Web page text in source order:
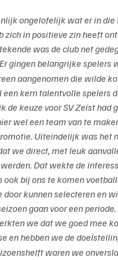
ongelofelijk wat er in die
zich in positieve zin heeft
was de club net
gingen belangrijke spelers
aangenomen die wilde
een kern talentvolle spelers
de keuze voor SV Zeist had
wel een team van te
Uiteindelijk was het
we direct, met leuk
Dat wekte de
ook bij ons te komen
door kunnen selecteren en
gaan voor een
we dat we goed mee
en hebben we de
waren we